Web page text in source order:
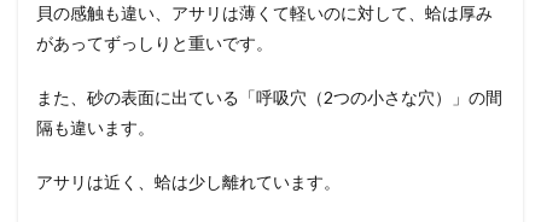
貝の感触も違い、アサリは薄くて軽いのに対して、蛤は厚み
があってずっしりと重いです。
また、砂の表面に出ている「呼吸穴（2つの小さな穴）」の間
隔も違います。
アサリは近く、蛤は少し離れています。